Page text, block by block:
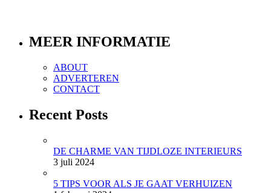
MEER INFORMATIE
ABOUT
ADVERTEREN
CONTACT
Recent Posts
DE CHARME VAN TIJDLOZE INTERIEURS
3 juli 2024
5 TIPS VOOR ALS JE GAAT VERHUIZEN